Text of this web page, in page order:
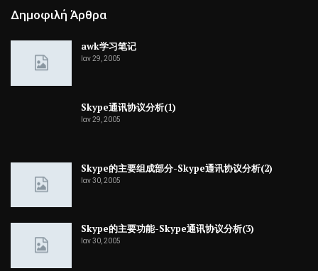
Δημοφιλή Άρθρα
awk学习笔记
Ιαν 29, 2005
Skype通讯协议分析(1)
Ιαν 29, 2005
Skype的主要组成部分-Skype通讯协议分析(2)
Ιαν 30, 2005
Skype的主要功能-Skype通讯协议分析(3)
Ιαν 30, 2005